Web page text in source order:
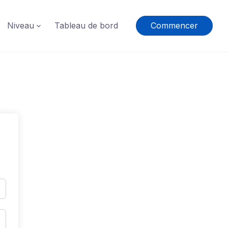
Niveau Tableau de bord Commencer